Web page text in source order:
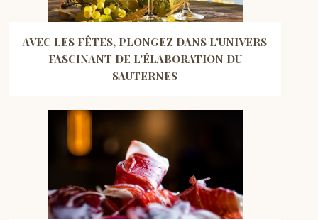
AVEC LES FÊTES, PLONGEZ DANS L'UNIVERS
FASCINANT DE L'ÉLABORATION DU
SAUTERNES